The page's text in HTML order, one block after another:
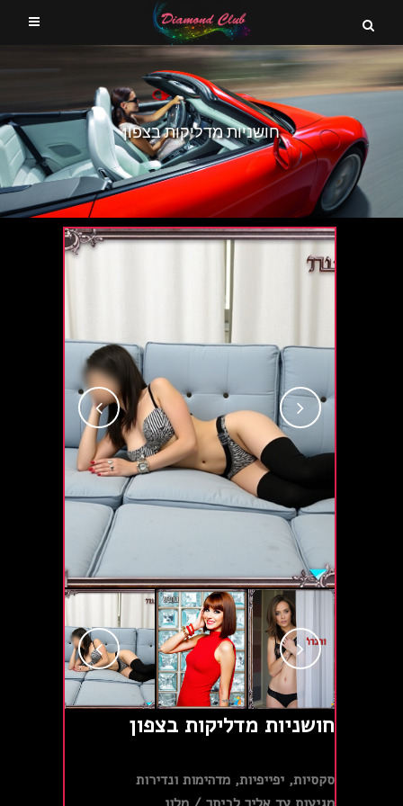
חושניות מדליקות בצפון
חושניות מדליקות בצפון
סקסיות, יפייפיות, מדהימות ונדירות